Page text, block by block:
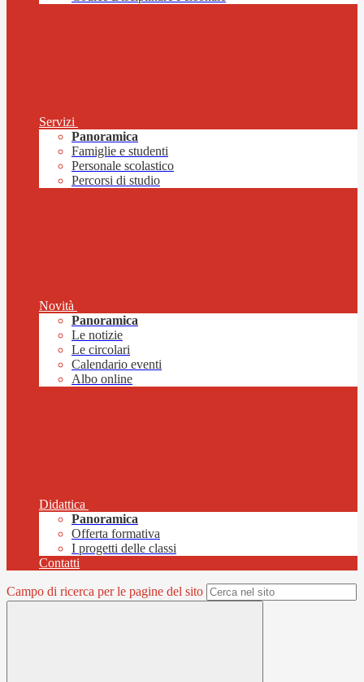
Servizi
Panoramica
Famiglie e studenti
Personale scolastico
Percorsi di studio
Novità
Panoramica
Le notizie
Le circolari
Calendario eventi
Albo online
Didattica
Panoramica
Offerta formativa
I progetti delle classi
Contatti
Campo di ricerca per le pagine del sito